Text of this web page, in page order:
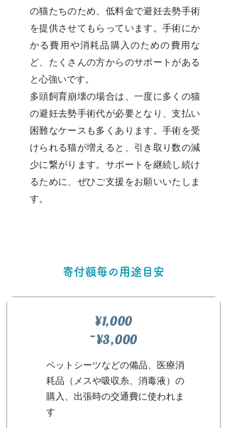
の猫たちのため、低料金で避妊去勢手術
を提供させてもらっています。手術にか
かる費用や消耗品購入のための費用な
ど、たくさんの方からのサポートがある
と心強いです。
多頭飼育崩壊の場合は、一度に多くの猫
の避妊去勢手術代が必要となり、支払い
困難なケースも多くあります。手術を受
けられる猫が増えると、引き取り数の減
少に繋がります。 サポートを継続し続け
るために、ぜひご支援をお願いいたしま
す。​
​寄付額毎の用途目安
¥1,000
~¥3,000
ペットシーツなどの備品、医療消
耗品（メスや吸収糸、消毒液）の
購入、出張時の交通費に使われま
す